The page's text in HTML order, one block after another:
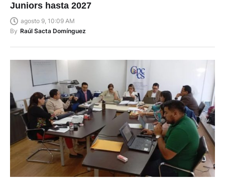
Juniors hasta 2027
agosto 9, 10:09 AM
By Raúl Sacta Domínguez